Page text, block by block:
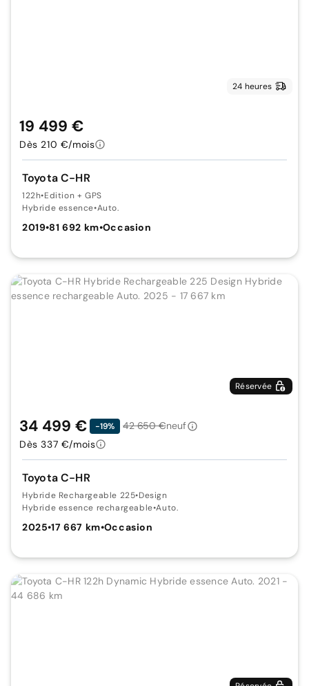
24 heures
Toyota C-HR
122h•Edition + GPS
Hybride essence•Auto.
2019•81 692 km•Occasion
19 499 €
Dès 210 €/mois
Réservée
Toyota C-HR
Hybride Rechargeable 225•Design
Hybride essence rechargeable•Auto.
2025•17 667 km•Occasion
34 499 € -19% 42 650 €neuf
Dès 337 €/mois